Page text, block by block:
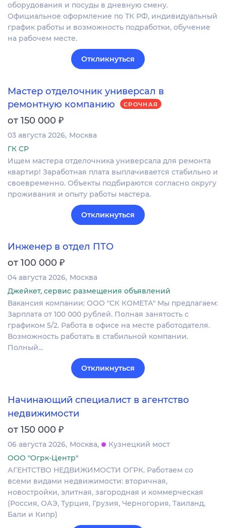
оборудования и посуды в дневную смену.
Официальное оформление по ТК РФ, индивидуальный
график работы и возможность подработки, обучение
на рабочем месте.
Откликнуться
Мастер отделочник универсал в
ремонтную компанию
СРОЧНАЯ
от 150 000 ₽
03 августа 2026 Москва
ГК СР
Ищем мастера отделочника универсала для ремонта
квартир! Заработная плата выплачивается стабильно и
своевременно. Объекты подбираются согласно округу
проживания и опыту работы мастера.
Откликнуться
Инженер в отдел ПТО
от 100 000 ₽
04 августа 2026 Москва
Джейкет, сервис размещения объявлений
Вакансия компании: ООО "СК КОМЕТА" Мы предлагаем:
Зарплата от 100 000 рублей. Полная занятость с
графиком 5/2. Работа в офисе на месте работодателя.
Возможность работать в стабильной компании.
Полный…
Откликнуться
Начинающий специалист в агентство
недвижимости
от 150 000 ₽
06 августа 2026 Москва
Кузнецкий мост
ООО "Огрк-Центр"
АГЕНТСТВО НЕДВИЖИМОСТИ ОГРК. Работаем со
всеми видами недвижимости: вторичная,
новостройки, элитная, загородная и коммерческая
(Россия, ОАЭ, Турция, Грузия, Черногория, Таиланд,
Бали и Кипр)